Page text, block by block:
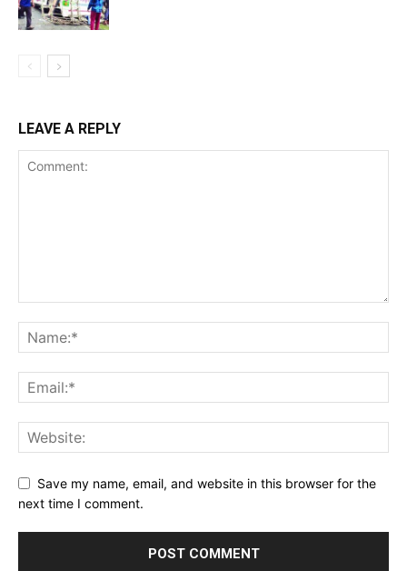
LEAVE A REPLY
Save my name, email, and website in this browser for the
next time I comment.